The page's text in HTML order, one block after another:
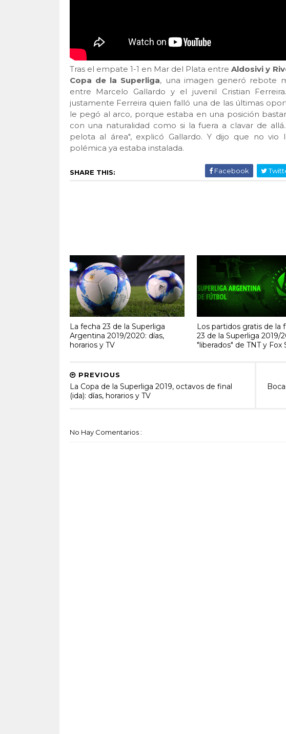
Tras el empate 1-1 en Mar del Plata entreAldosivi y
Copa de la Superliga, una imagen generó rebote
entre Marcelo Gallardo y el juvenil Cristian
justamente Ferreira quien falló una de las últimas
le pegó al arco, porque estaba en una posición
con una naturalidad como si la fuera a clavar de
pelota al área", explicó Gallardo. Y dijo que no
polémica ya estaba instalada.
SHARE THIS: Facebook
La fecha 23 de la Superliga
Argentina 2019/2020: días,
horarios y TV
Los partidos gratis de la
23 de la Superliga 2019/
"liberados" de TNT y Fox
PREVIOUS
La Copa de la Superliga 2019, octavos de final
(ida): días, horarios y TV
No Hay Comentarios :